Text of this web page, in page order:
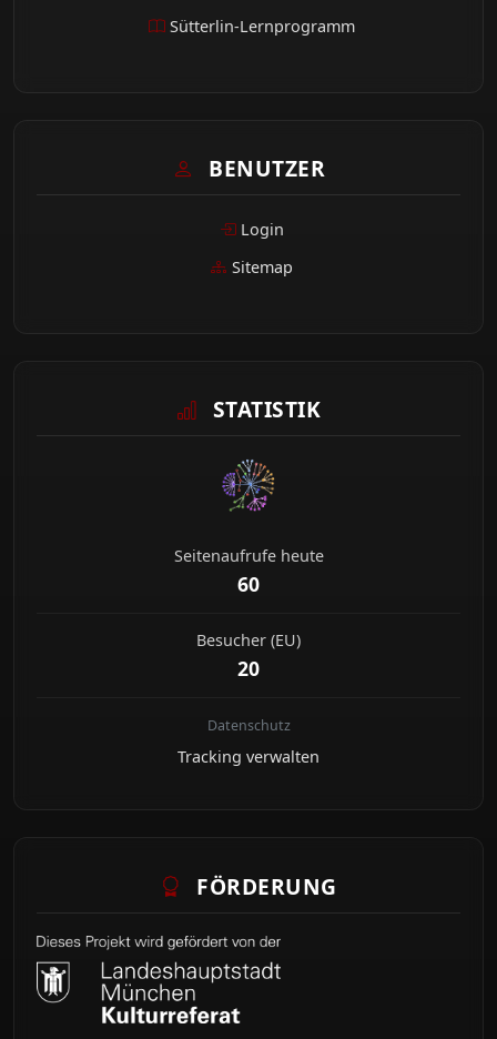
Sütterlin-Lernprogramm
BENUTZER
Login
Sitemap
STATISTIK
Seitenaufrufe heute
60
Besucher (EU)
20
Datenschutz
Tracking verwalten
FÖRDERUNG